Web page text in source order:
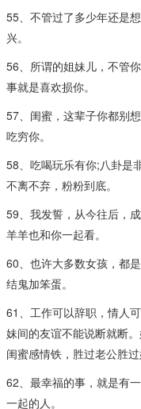
55、不管过了多少年还是
兴。
56、所谓的姐妹儿，不管
事就是喜欢损你。
57、闺蜜，这辈子你都别
吃穷你。
58、吃喝玩乐有你;八卦是
不离不弃，粉粉到底。
59、我发誓，从今往后，
羊羊也和你一起看。
60、也许大多数女孩，都
结鬼加笨蛋。
61、工作可以辞职，情人
妹间的友谊不能说断就断
闺蜜感情铁，胜过老公胜
62、最幸福的事，就是有
一起的人。